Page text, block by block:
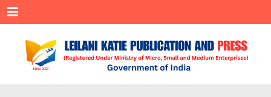
Menu